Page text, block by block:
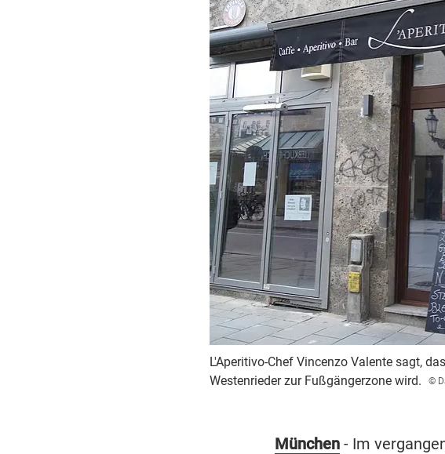
L'Aperitivo-Chef Vincenzo Valente sagt,
Westenrieder zur Fußgängerzone wird.
©
München- Im